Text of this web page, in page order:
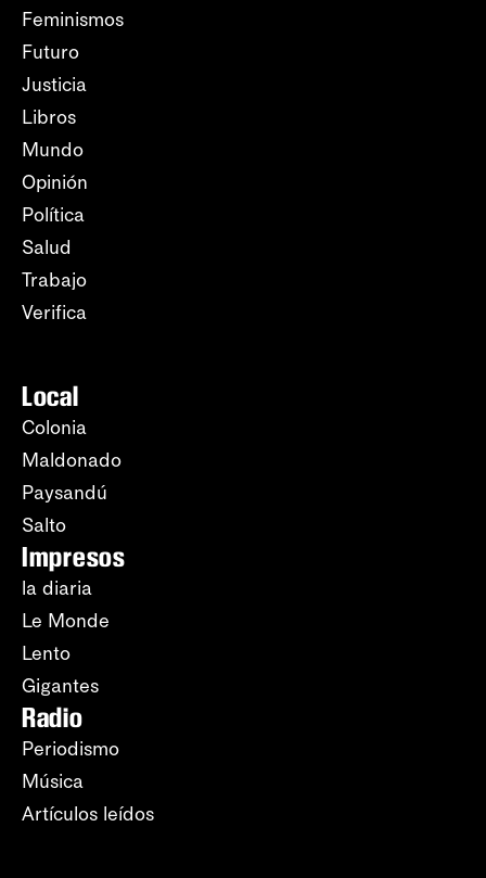
Feminismos
Futuro
Justicia
Libros
Mundo
Opinión
Política
Salud
Trabajo
Verifica
Local
Colonia
Maldonado
Paysandú
Salto
Impresos
la diaria
Le Monde
Lento
Gigantes
Radio
Periodismo
Música
Artículos leídos